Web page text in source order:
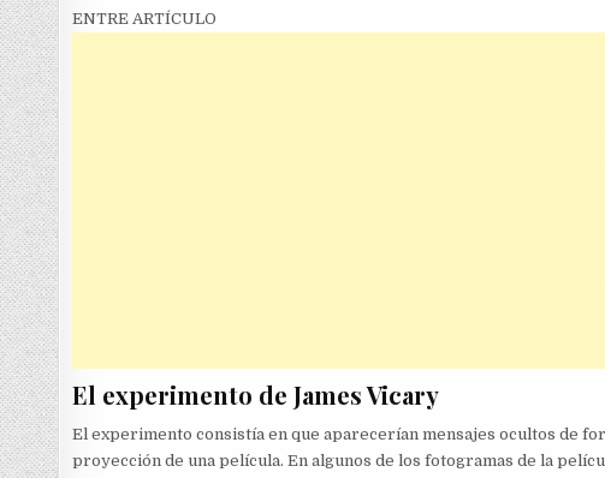
ENTRE ARTÍCULO
El experimento de James Vicary
El experimento consistía en que aparecerían mensajes ocultos de
proyección de una película. En algunos de los fotogramas de la